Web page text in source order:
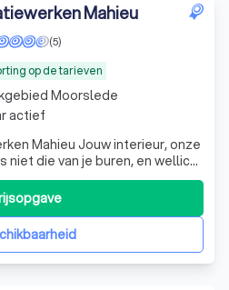
Mahieu
op de tarieven
(5)
interieur, onze
die van je buren, en wellicht
anders uit. Toch hebben jullie
je woning professioneel is
een streling voor het oog is.
Moorslede
actief